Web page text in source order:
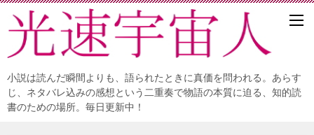
小説は読んだ瞬間よりも、語られたときに真価を問われる。あらす
じ、ネタバレ込みの感想という二重奏で物語の本質に迫る、知的読
書のための場所。毎日更新中！